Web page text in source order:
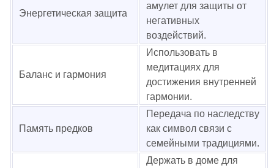
Энергетическая защита
амулет для защиты от
негативных
воздействий.
Баланс и гармония
Использовать в
медитациях для
достижения внутренней
гармонии.
Память предков
Передача по наследству
как символ связи с
семейными традициями.
Держать в доме для